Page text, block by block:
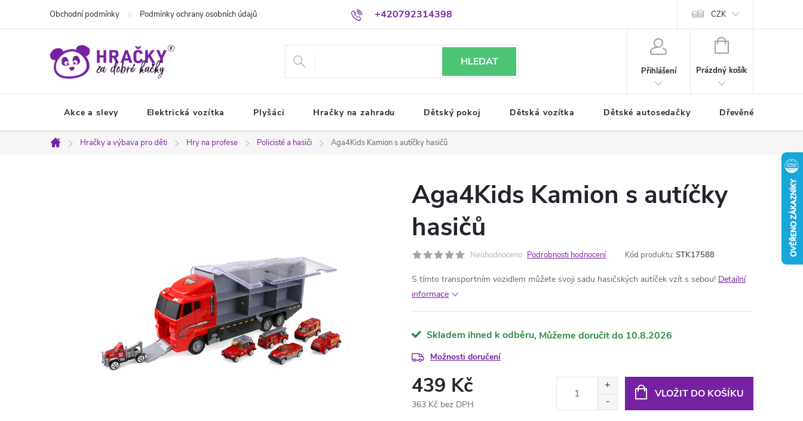
+420792314398
Obchodní podmínky Podmínky ochrany osobních údajů CZK
HLEDAT
Přihlášení
NÁKUPNÍ
Prázdný košík
Akce a slevy Elektrická vozítka Plyšáci Hračky na zahradu Dětský pokoj Dětská vozítka Dětské autosedačky Dřevěné hračky
Domů
Hračky a výbava pro děti Hry na profese Policisté a hasiči Aga4Kids Kamion s autíčky hasičů
Aga4Kids Kamion s autíčky
hasičů
Neohodnoceno Podrobnosti hodnocení Kód produktu: STK17588
S tímto transportním vozidlem můžete svoji sadu hasičských autíček vzít s sebou! Detailní
informace
Skladem ihned k odběru 10.8.2026
Možnosti doručení
439 Kč
363 Kč bez DPH
VLOŽIT DO KOŠÍKU